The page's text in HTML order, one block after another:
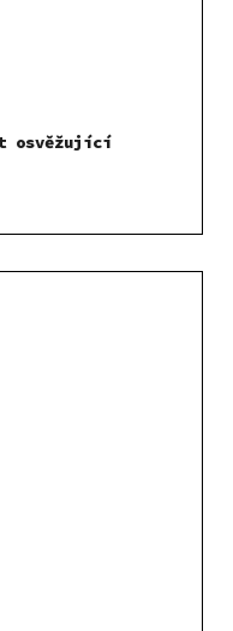
osvěžující